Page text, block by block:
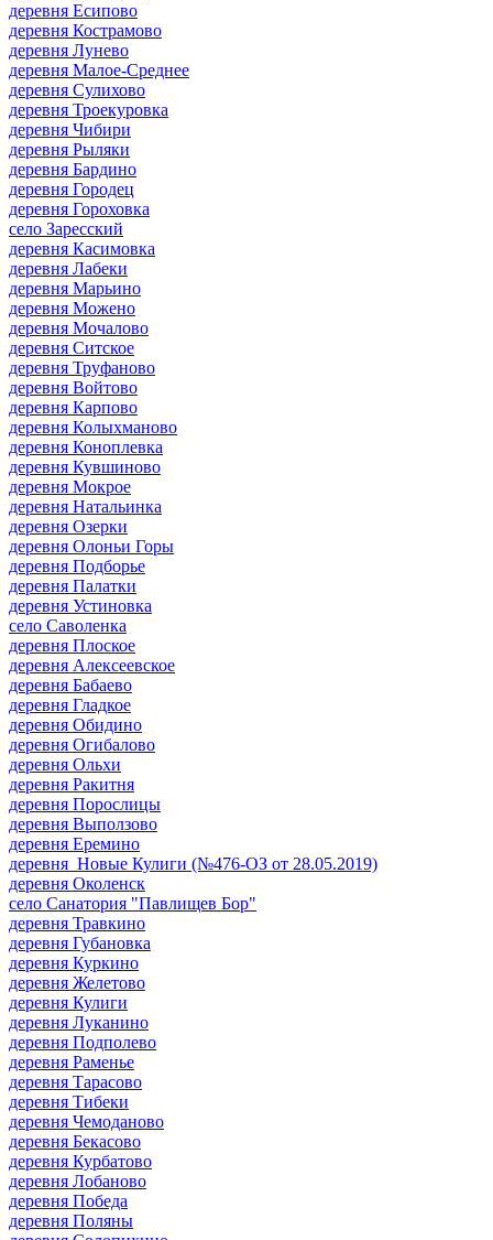
деревня Есипово
деревня Кострамово
деревня Лунево
деревня Малое-Среднее
деревня Сулихово
деревня Троекуровка
деревня Чибири
деревня Рыляки
деревня Бардино
деревня Городец
деревня Гороховка
село Заресский
деревня Касимовка
деревня Лабеки
деревня Марьино
деревня Можено
деревня Мочалово
деревня Ситское
деревня Труфаново
деревня Войтово
деревня Карпово
деревня Колыхманово
деревня Коноплевка
деревня Кувшиново
деревня Мокрое
деревня Натальинка
деревня Озерки
деревня Олоньи Горы
деревня Подборье
деревня Палатки
деревня Устиновка
село Саволенка
деревня Плоское
деревня Алексеевское
деревня Бабаево
деревня Гладкое
деревня Обидино
деревня Огибалово
деревня Ольхи
деревня Ракитня
деревня Порослицы
деревня Выползово
деревня Еремино
деревня Новые Кулиги (№476-ОЗ от 28.05.2019)
деревня Околенск
село Санатория "Павлищев Бор"
деревня Травкино
деревня Губановка
деревня Куркино
деревня Желетово
деревня Кулиги
деревня Луканино
деревня Подполево
деревня Раменье
деревня Тарасово
деревня Тибеки
деревня Чемоданово
деревня Бекасово
деревня Курбатово
деревня Лобаново
деревня Победа
деревня Поляны